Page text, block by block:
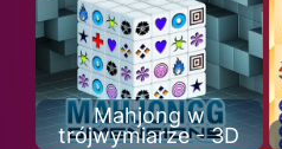
Mahjong w
trójwymiarze - 3D